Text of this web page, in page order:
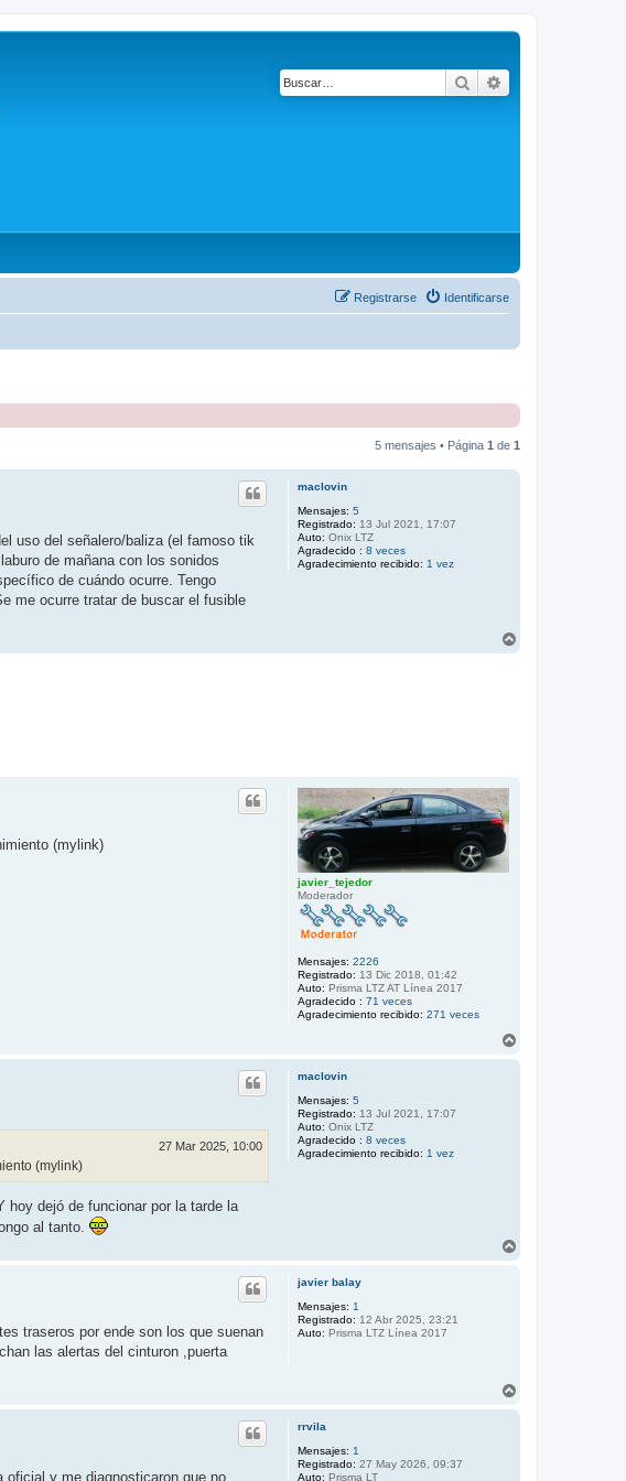
Buscar
Identificarse
Registrarse
5 mensajes • Página 1 de 1
maclovin
Mensajes: 5
Registrado: 13 Jul 2021, 17:07
Auto: Onix LTZ
Agradecido : 8 veces
Agradecimiento recibido: 1 vez
uso del señalero/baliza (el famoso tik
de mañana con los sonidos
de cuándo ocurre. Tengo
me ocurre tratar de buscar el fusible
javier_tejedor
Moderador
Mensajes: 2226
Registrado: 13 Dic 2018, 01:42
Auto: Prisma LTZ AT Línea 2017
Agradecido : 71 veces
Agradecimiento recibido: 271 veces
(mylink)
maclovin
Mensajes: 5
Registrado: 13 Jul 2021, 17:07
Auto: Onix LTZ
Agradecido : 8 veces
Agradecimiento recibido: 1 vez
27 Mar 2025, 10:00
(mylink)
hoy dejó de funcionar por la tarde la
al tanto.
javier balay
Mensajes: 1
Registrado: 12 Abr 2025, 23:21
Auto: Prisma LTZ Línea 2017
traseros por ende son los que suenan
las alertas del cinturon ,puerta
rrvila
Mensajes: 1
Registrado: 27 May 2026, 09:37
Auto: Prisma LT
oficial y me diagnosticaron que no